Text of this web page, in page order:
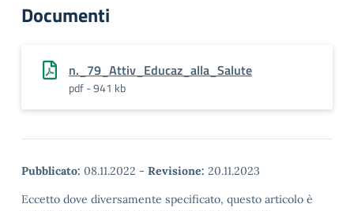
Documenti
n._79_Attiv_Educaz_alla_Salute
pdf - 941 kb
Pubblicato: 08.11.2022 - Revisione: 20.11.2023
Eccetto dove diversamente specificato, questo articolo è